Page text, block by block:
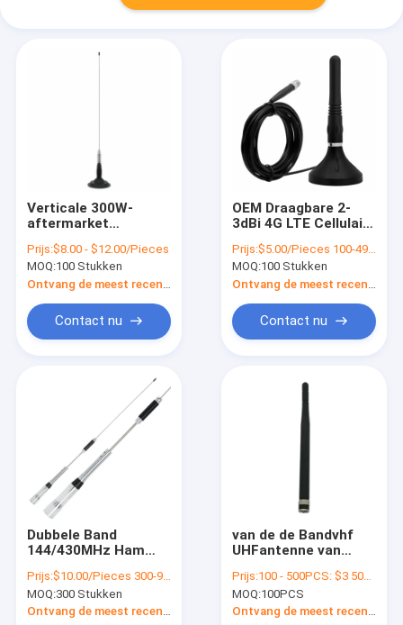
Verticale 300W-
aftermarket
Radioantenne 2-3dBi
UHFvhf
Prijs:$8.00 - $12.00/Pieces
MOQ:100 Stukken
Contact nu
OEM Draagbare 2-
3dBi 4G LTE Cellulaire
Antennes van de
Modemantenne
Prijs:$5.00/Pieces 100-499 Pieces
MOQ:100 Stukken
Contact nu
Dubbele Band
144/430MHz Ham
Antennas 50Ohm
Prijs:$10.00/Pieces 300-999 Pieces
MOQ:300 Stukken
Ontvang de meest recente Prijs
van de de Bandvhf
UHFantenne van
Dubbele de Walkie-
talkieantenne voor
Handbediende Radio
Prijs:100 - 500PCS: $3 500-1000PCS: $ 2.5 1000-3000PCS:$2 >3000PCS $1.5
MOQ:100PCS
Ontvang de meest recente Prijs